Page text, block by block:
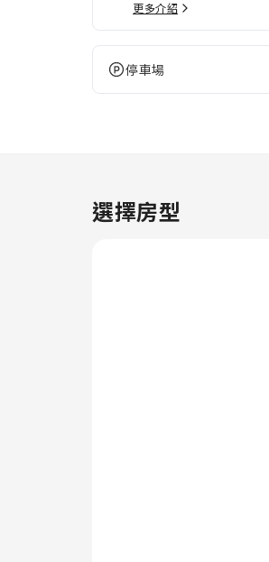
務和設施，確保住客感
的住宿體驗。住宿提供
絡連接，你可以隨時分
覆電郵。 住客可以使用
者陽台或露台。住宿內
各種設施，其中部分客
更多介紹
停車場
選擇房型